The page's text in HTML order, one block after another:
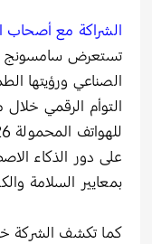
الشراكة مع أصحاب
تستعرض سامسونج
الصناعي ورؤيتها
التوأم الرقمي خلال
على دور الذكاء
بمعايير السلامة
كما تكشف الشركة